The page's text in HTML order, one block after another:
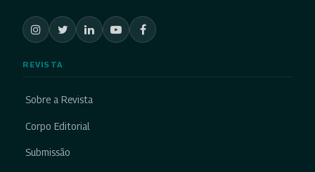
REVISTA
Sobre a Revista
Corpo Editorial
Submissão